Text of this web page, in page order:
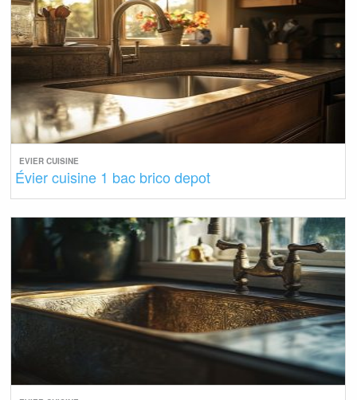
EVIER CUISINE
Évier cuisine 1 bac brico depot